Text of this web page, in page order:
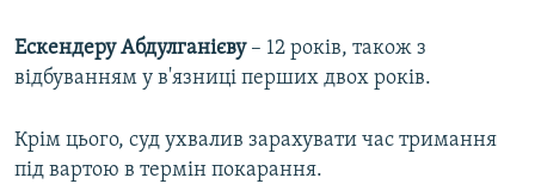
Ескендеру Абдулганієву– 12 років, також з
відбуванням у в'язниці перших двох років.
Крім цього, суд ухвалив зарахувати час тримання
під вартою в термін покарання.